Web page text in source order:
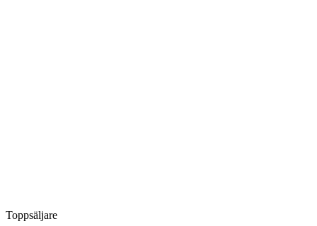
Toppsäljare